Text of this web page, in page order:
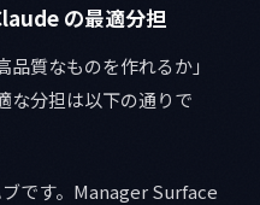
の最適分担
質なものを作れるか」
な分担は以下の通りで
です。Manager Surface